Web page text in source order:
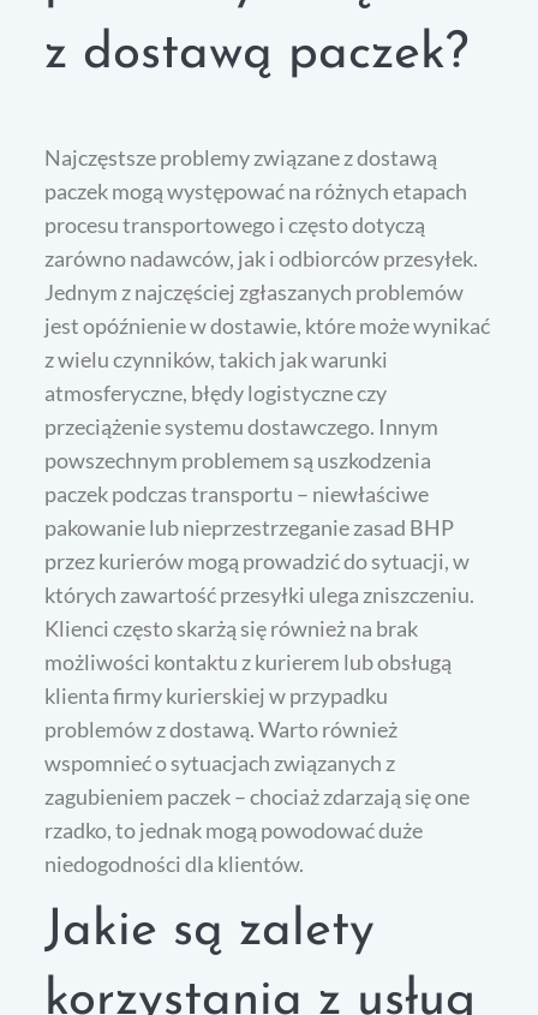
z dostawą paczek?
Najczęstsze problemy związane z dostawą
paczek mogą występować na różnych etapach
procesu transportowego i często dotyczą
zarówno nadawców, jak i odbiorców przesyłek.
Jednym z najczęściej zgłaszanych problemów
jest opóźnienie w dostawie, które może wynikać
z wielu czynników, takich jak warunki
atmosferyczne, błędy logistyczne czy
przeciążenie systemu dostawczego. Innym
powszechnym problemem są uszkodzenia
paczek podczas transportu – niewłaściwe
pakowanie lub nieprzestrzeganie zasad BHP
przez kurierów mogą prowadzić do sytuacji, w
których zawartość przesyłki ulega zniszczeniu.
Klienci często skarżą się również na brak
możliwości kontaktu z kurierem lub obsługą
klienta firmy kurierskiej w przypadku
problemów z dostawą. Warto również
wspomnieć o sytuacjach związanych z
zagubieniem paczek – chociaż zdarzają się one
rzadko, to jednak mogą powodować duże
niedogodności dla klientów.
Jakie są zalety
korzystania z usług